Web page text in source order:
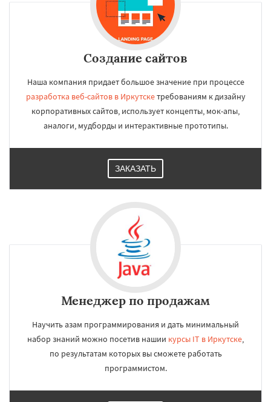
Создание сайтов
Наша компания придает большое значение при процессе
разработка веб-сайтов в Иркутскетребованиям к дизайну
корпоративных сайтов, использует концепты, мок-апы,
аналоги, мудборды и интерактивные прототипы.
ЗАКАЗАТЬ
Менеджер по продажам
Научить азам программирования и дать минимальный
набор знаний можно посетив нашии курсы IT в Иркутске,
по результатам которых вы сможете работать
программистом.